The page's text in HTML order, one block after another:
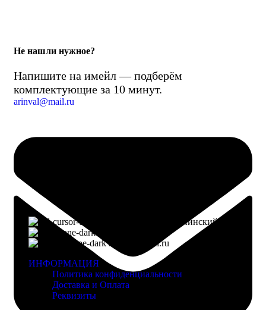
Не нашли нужное?
Напишите на имейл — подберём
комплектующие за 10 минут.
arinval@mail.ru
г. Воронеж, пр-кт Ленинский, д. 221
arinval@mail.ru
ИНФОРМАЦИЯ
Политика конфиденциальности
Доставка и Оплата
Реквизиты